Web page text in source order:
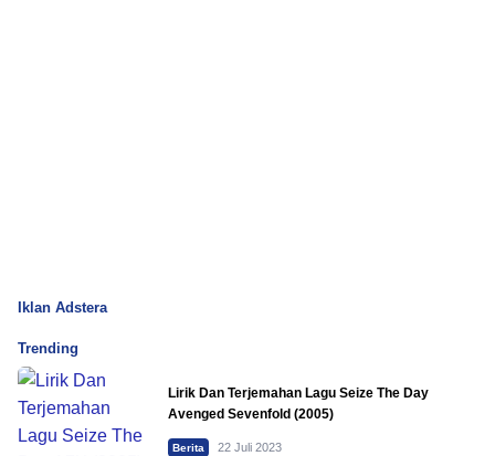
Iklan Adstera
Trending
Lirik Dan Terjemahan Lagu Seize The Day
Avenged Sevenfold (2005)
Berita 22 Juli 2023